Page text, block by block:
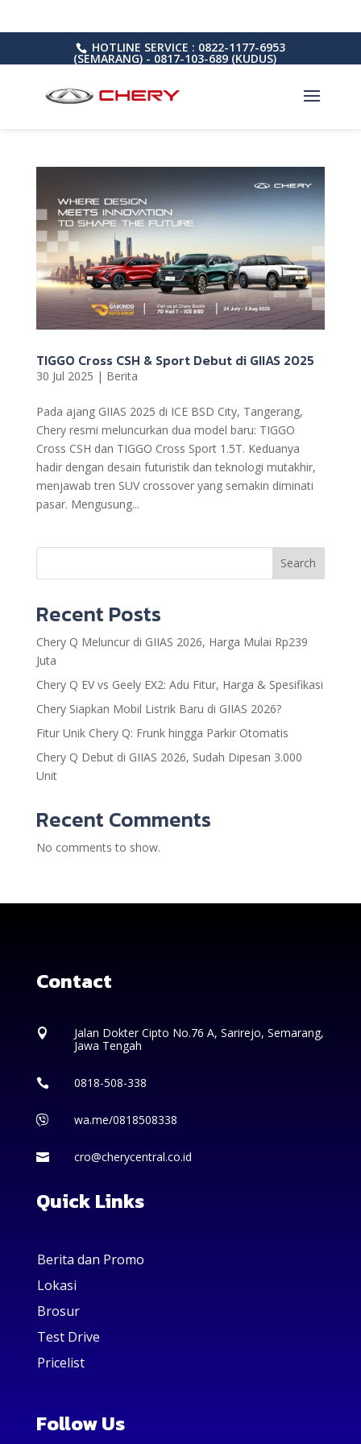
HOTLINE SERVICE : 0822-1177-6953
(SEMARANG) - 0817-103-689 (KUDUS)
TIGGO Cross CSH & Sport Debut di GIIAS 2025
30 Jul 2025 | Berita
Pada ajang GIIAS 2025 di ICE BSD City, Tangerang,
Chery resmi meluncurkan dua model baru: TIGGO
Cross CSH dan TIGGO Cross Sport 1.5T. Keduanya
hadir dengan desain futuristik dan teknologi mutakhir,
menjawab tren SUV crossover yang semakin diminati
pasar. Mengusung...
Search
Recent Posts
Chery Q Meluncur di GIIAS 2026, Harga Mulai Rp239
Juta
Chery Q EV vs Geely EX2: Adu Fitur, Harga & Spesifikasi
Chery Siapkan Mobil Listrik Baru di GIIAS 2026?
Fitur Unik Chery Q: Frunk hingga Parkir Otomatis
Chery Q Debut di GIIAS 2026, Sudah Dipesan 3.000
Unit
Recent Comments
No comments to show.
Contact

Jalan Dokter Cipto No.76 A, Sarirejo, Semarang,
Jawa Tengah
 0818-508-338
 wa.me/0818508338
 cro@cherycentral.co.id
Quick Links
Berita dan Promo
Lokasi
Brosur
Test Drive
Pricelist
Follow Us